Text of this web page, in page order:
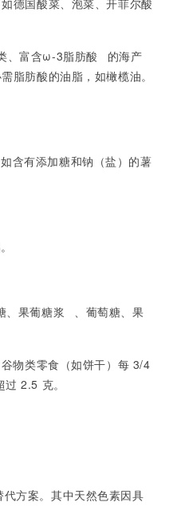
德国酸菜、泡菜、开菲尔酸
、富含ω-3脂肪酸
的海产
脂肪酸的油脂，如橄榄油。
含有添加糖和钠（盐）的薯
果葡糖浆
、葡萄糖、果
物类零食（如饼干）每 3/4
2.5 克。
方案。其中天然色素因具